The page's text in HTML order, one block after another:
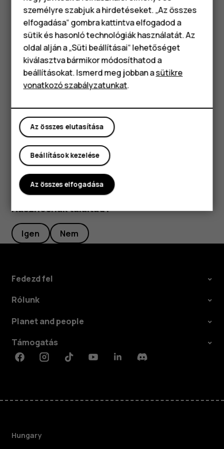
Okostelefonok
Klasszikus telefonok
Tartozékok
Táblagépek
Koppintson aKameraelemre.
Koppintson a
elemre. A gombon megjelennek az
időzítő beállításai. Ha módosítani szeretné,
koppintson rá ismét.
Állítsa be az időtartamot az időzítőhöz.
Koppintson apanorama_fish_eyeFényképlehetőségre.
Kiváló minőségű fényképek készítése
A Kamera alkalmazásban koppintson a
lehetőségre, majd állítsa be a kívánt felbontást.
Hasznosnak találtad?
Igen Nem
Fedezd fel
Rólunk
Planet and people
Támogatás
FacebookInstagramTiktokYoutubeLinkedinDiscord
Hungary
személyre szabjuk a hirdetéseket. „Az összes
elfogadása“ gombra kattintva elfogadod a
sütik és hasonló technológiák használatát. Az
oldal alján a „Süti beállításai“ lehetőséget
kiválasztva bármikor módosíthatod a
beállításokat. Ismerd meg jobban asütikre
vonatkozó szabályzatunkat.
Az összes elutasítása
Beállítások kezelése
Az összes elfogadása